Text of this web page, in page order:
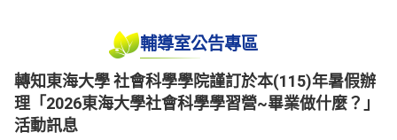
輔導室公告專區
轉知東海大學 社會科學學院謹訂於本(115)年暑假辦
理「2026東海大學社會科學學習營~畢業做什麼？」
活動訊息